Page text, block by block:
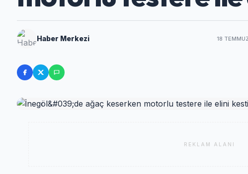
Haber Merkezi 18
REKLAM ALANI